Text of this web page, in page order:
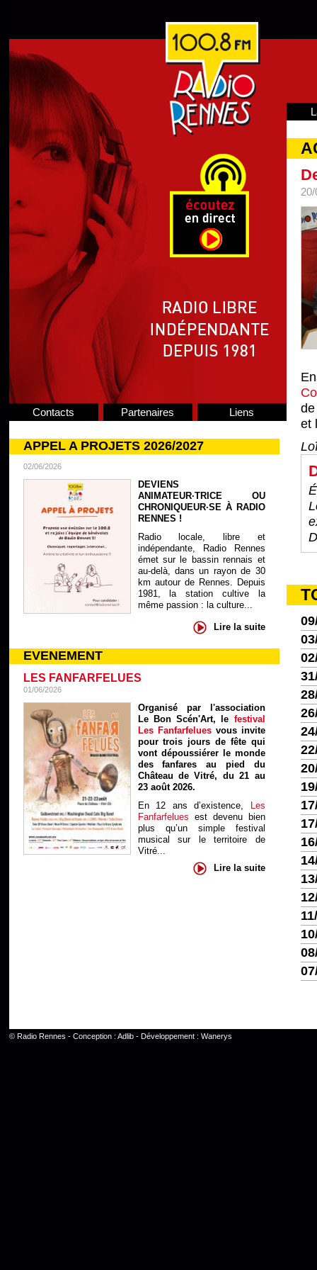
Contacts Partenaires Liens
APPEL A PROJETS 2026/2027
02/06/2026
DEVIENS
ANIMATEUR·TRICE OU
CHRONIQUEUR·SE À RADIO
RENNES !
Radio locale, libre et
indépendante, Radio Rennes
émet sur le bassin rennais et
au-delà, dans un rayon de 30
km autour de Rennes. Depuis
1981, la station cultive la
même passion : la culture...
Lire la suite
EVENEMENT
LES FANFARFELUES
01/06/2026
Organisé par l'association
Le Bon Scén'Art, le festival
Les Fanfarfelues vous invite
pour trois jours de fête qui
vont dépoussiérer le monde
des fanfares au pied du
Château de Vitré, du 21 au
23 août 2026.
En 12 ans d’existence, Les
Fanfarfelues est devenu bien
plus qu’un simple festival
musical sur le territoire de
Vitré...
Lire la suite
et
© Radio Rennes - Conception : Adlib- Développement : Wanerys